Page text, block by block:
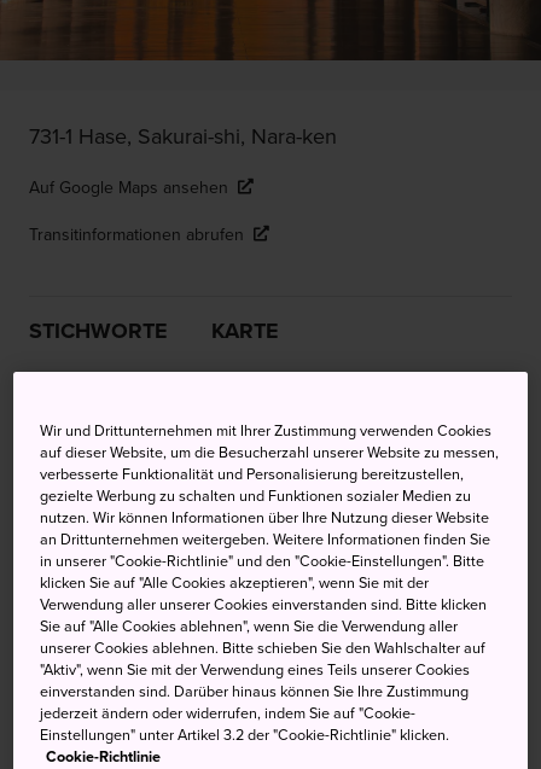
731-1 Hase, Sakurai-shi, Nara-ken
Auf Google Maps ansehen
Transitinformationen abrufen
STICHWORTE KARTE
auf dem Gipfel
Der Hasedera-Tempel ist eine ausgedehnte Anlage in der
Stadt Sakurai gelegen. Die Tempelgebäude befinden sich
an der Bergflanke, wobei sich die Haupthalle auf dem
Gipfel erhebt.
Anfahrt
Der Hasedera-Tempel ist 15 Minuten zu Fuß vom Bahnhof
Kintetsu Hasedera entfernt.
Wir und Drittunternehmen mit Ihrer Zustimmung verwenden Cookies
auf dieser Website, um die Besucherzahl unserer Website zu messen,
verbesserte Funktionalität und Personalisierung bereitzustellen,
gezielte Werbung zu schalten und Funktionen sozialer Medien zu
nutzen. Wir können Informationen über Ihre Nutzung dieser Website
an Drittunternehmen weitergeben. Weitere Informationen finden Sie
in unserer "Cookie-Richtlinie" und den "Cookie-Einstellungen". Bitte
klicken Sie auf "Alle Cookies akzeptieren", wenn Sie mit der
Verwendung aller unserer Cookies einverstanden sind. Bitte klicken
Sie auf "Alle Cookies ablehnen", wenn Sie die Verwendung aller
unserer Cookies ablehnen. Bitte schieben Sie den Wahlschalter auf
"Aktiv", wenn Sie mit der Verwendung eines Teils unserer Cookies
einverstanden sind. Darüber hinaus können Sie Ihre Zustimmung
jederzeit ändern oder widerrufen, indem Sie auf "Cookie-
Einstellungen" unter Artikel 3.2 der "Cookie-Richtlinie" klicken.
Cookie-Richtlinie